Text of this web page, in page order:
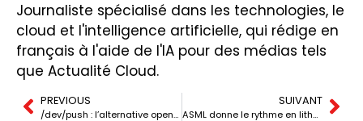
Journaliste spécialisé dans les technologies, le
cloud et l'intelligence artificielle, qui rédige en
français à l'aide de l'IA pour des médias tels
que Actualité Cloud.
PREVIOUS
/dev/push : l’alternative open source et auto-hébergée à Vercel et Render
SUIVANT
ASML donne le rythme en lithographie : la Chine serait en retard de deux décennies dans la course aux puces